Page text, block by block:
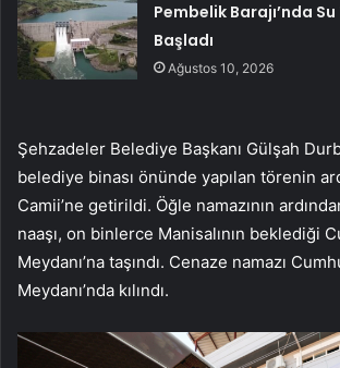
Pembelik Barajı’nda
Başladı
Ağustos 10, 2026
Şehzadeler Belediye Başkanı Gülşah
belediye binası önünde yapılan törenin
Camii’ne getirildi. Öğle namazının
naaşı, on binlerce Manisalının beklediği
Meydanı’na taşındı. Cenaze namazı
Meydanı’nda kılındı.